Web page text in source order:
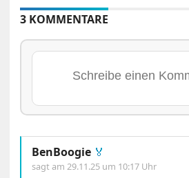
3 KOMMENTARE
BenBoogie 🏅
sagt am 29.11.25 um 10:17 Uhr